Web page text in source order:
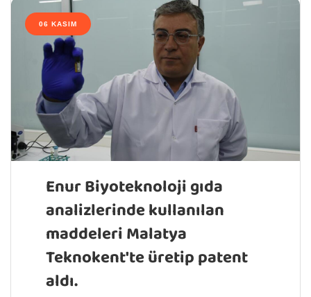
06 KASIM
Enur Biyoteknoloji gıda
analizlerinde kullanılan
maddeleri Malatya
Teknokent'te üretip patent
aldı.